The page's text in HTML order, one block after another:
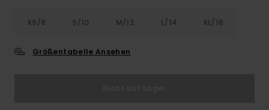
XS/8 S/10 M/12 L/14 XL/16
Größentabelle Ansehen